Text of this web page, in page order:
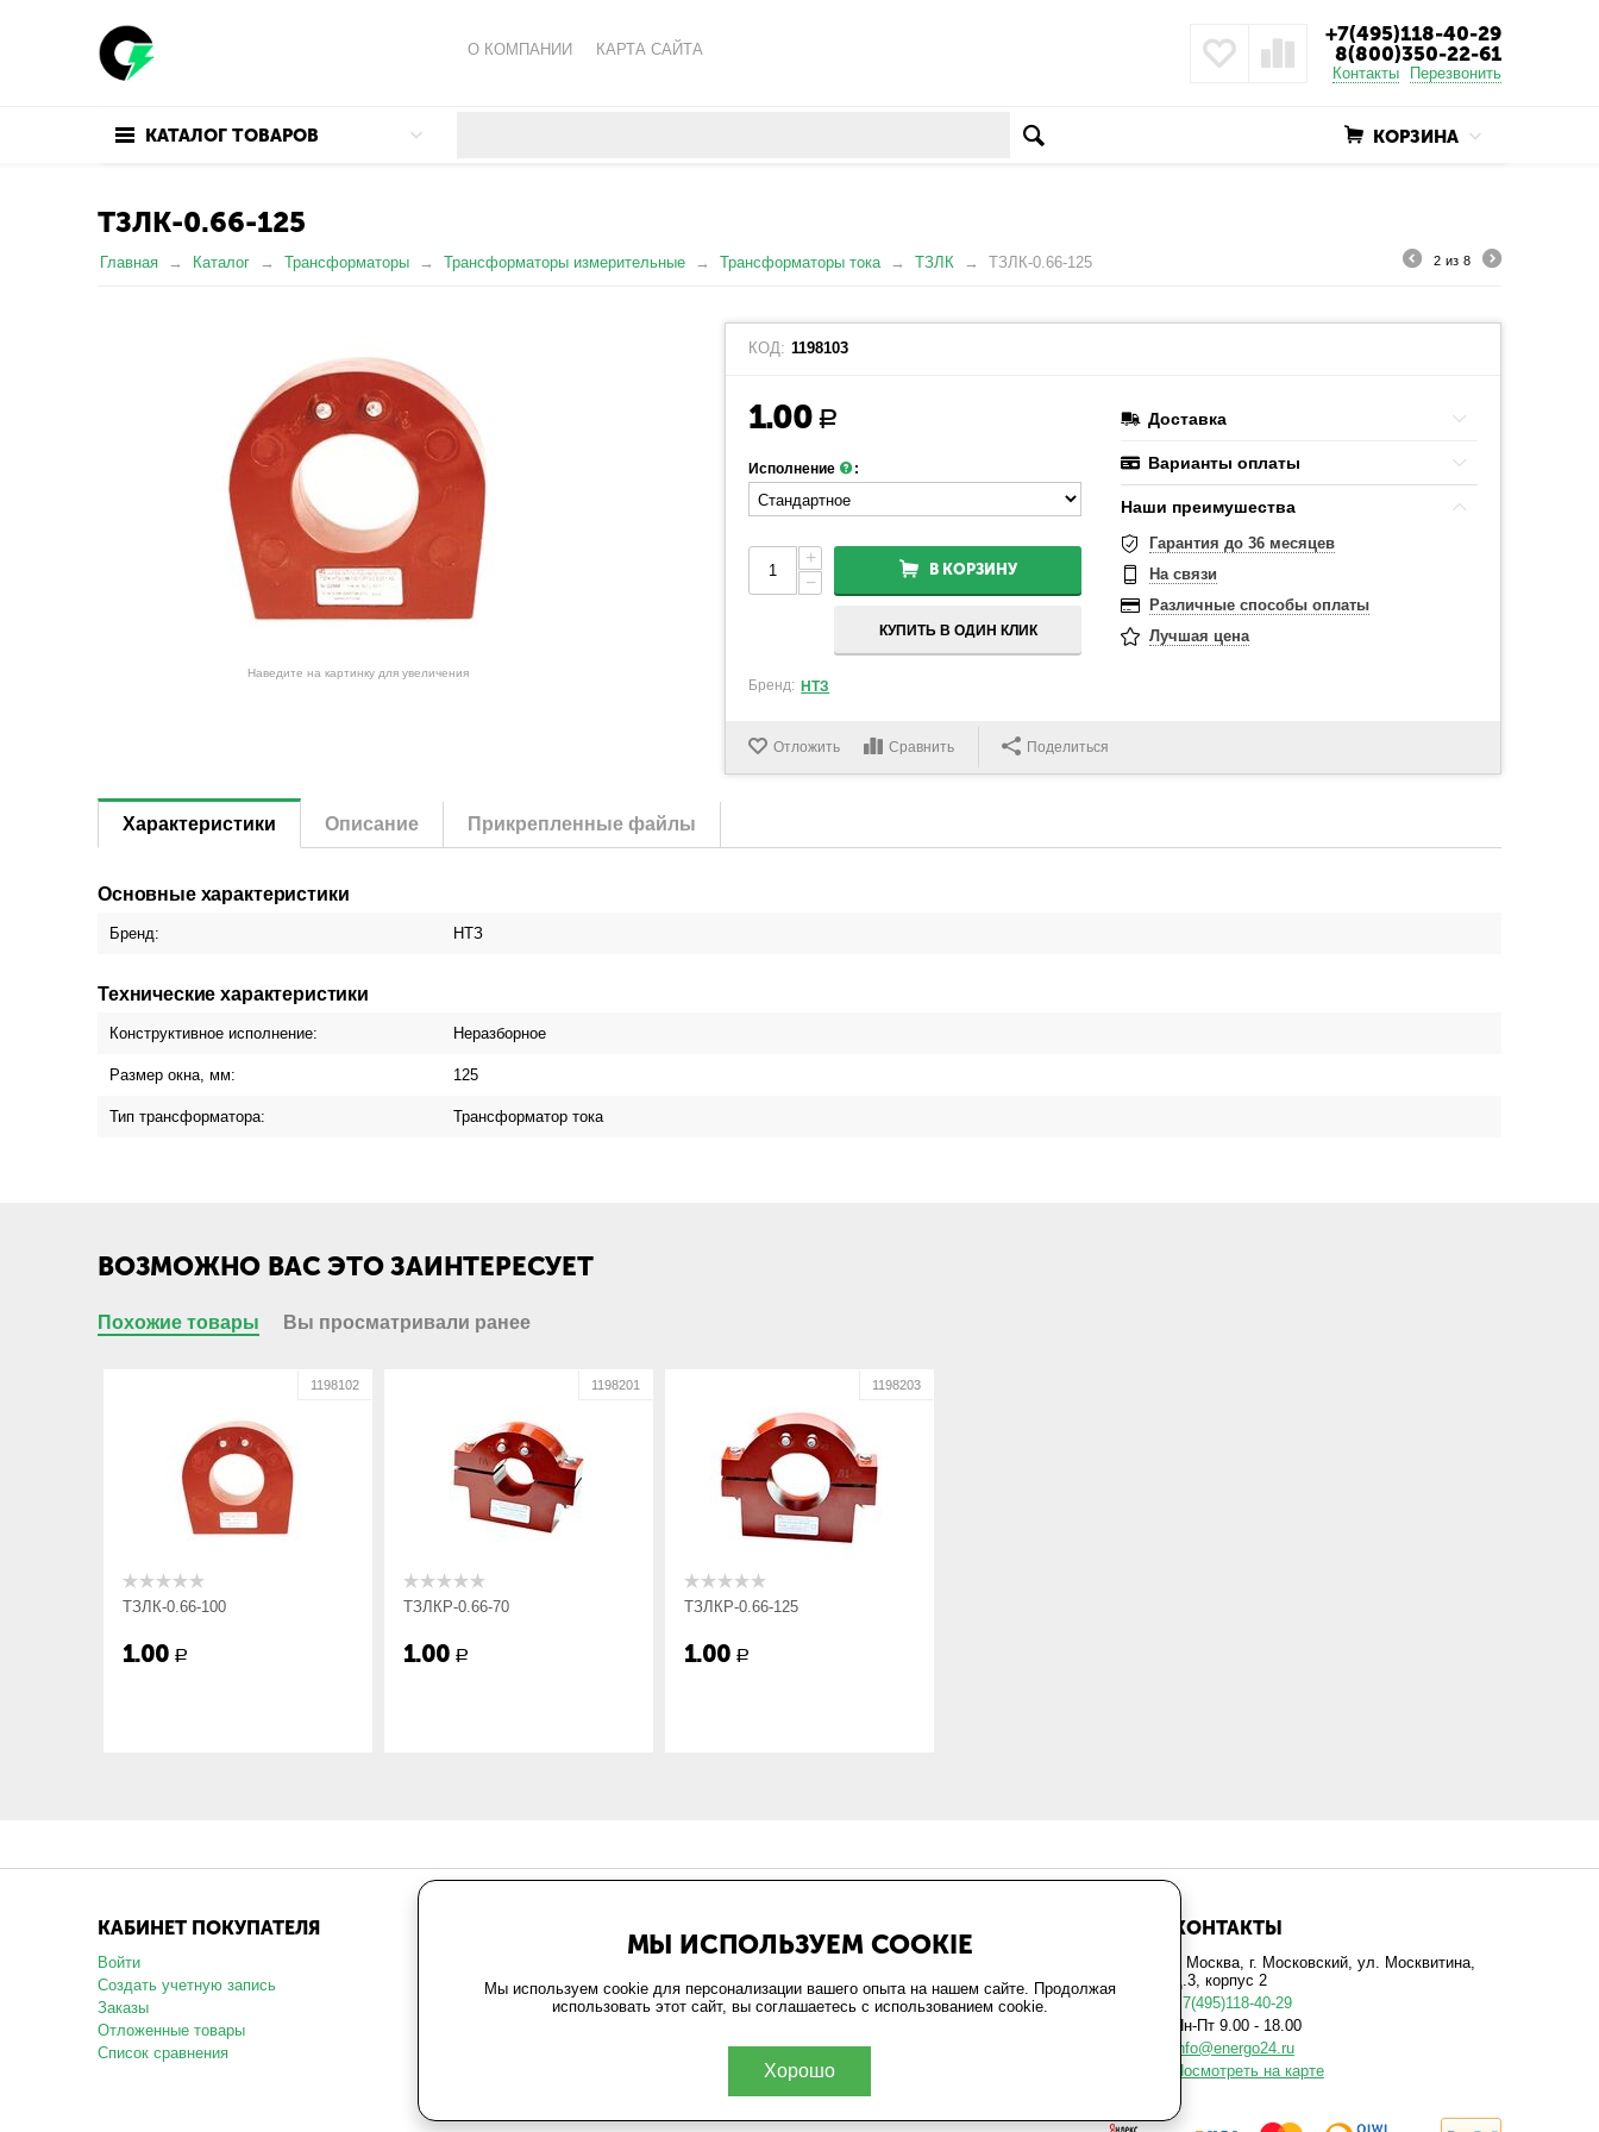
О КОМПАНИИ КАРТА САЙТА
+7(495)118-40-29
8(800)350-22-61
Контакты Перезвонить
КАТАЛОГ ТОВАРОВ КОРЗИНА
ТЗЛК-0.66-125
Главная Каталог Трансформаторы Трансформаторы измерительные Трансформаторы тока ТЗЛК ТЗЛК-0.66-125 2 из 8
Наведите на картинку для увеличения
КОД: 1198103
1.00 Р
Исполнение :
+
−
В КОРЗИНУ
КУПИТЬ В ОДИН КЛИК
Бренд: НТЗ
Доставка
Варианты оплаты
Наши преимушества
Гарантия до 36 месяцев
На связи
Различные способы оплаты
Лучшая цена
Отложить Сравнить Поделиться
Характеристики Описание Прикрепленные файлы
Основные характеристики
Бренд: НТЗ
Технические характеристики
Конструктивное исполнение: Неразборное
Размер окна, мм: 125
Тип трансформатора: Трансформатор тока
ВОЗМОЖНО ВАС ЭТО ЗАИНТЕРЕСУЕТ
Похожие товары Вы просматривали ранее
1198102
ТЗЛК-0.66-100
1.00 Р
1198201
ТЗЛКР-0.66-70
1.00 Р
1198203
ТЗЛКР-0.66-125
1.00 Р
КАБИНЕТ ПОКУПАТЕЛЯ
Войти
Создать учетную запись
Заказы
Отложенные товары
Список сравнения
Карта сайта
Политика обработки персональных
Возврат
КОНТАКТЫ
г. Москва, г. Московский, ул. Москвитина,
д.3, корпус 2
+7(495)118-40-29
Пн-Пт 9.00 - 18.00
info@energo24.ru
Посмотреть на карте
МЫ ИСПОЛЬЗУЕМ COOKIE
Мы используем cookie для персонализации вашего опыта на нашем сайте. Продолжая
использовать этот сайт, вы соглашаетесь с использованием cookie.
Хорошо